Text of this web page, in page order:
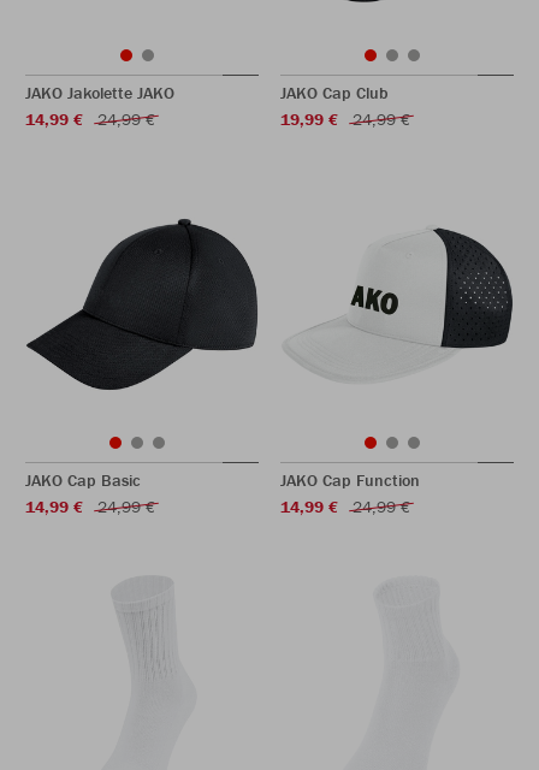
JAKO Jakolette JAKO
14,99 €
24,99 €
JAKO Cap Club
19,99 €
24,99 €
JAKO Cap Basic
14,99 €
24,99 €
JAKO Cap Function
14,99 €
24,99 €